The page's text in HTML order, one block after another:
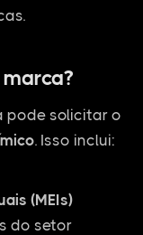
pode solicitar o
. Isso inclui:
(MEIs)
do setor